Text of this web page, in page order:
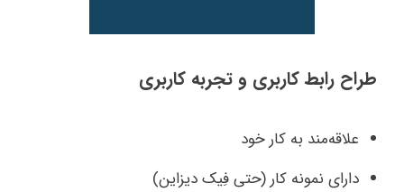
طراح رابط کاربری و تجربه کاربری
علاقه‌مند به کار خود
دارای نمونه کار (حتی فِیک دیزاین)